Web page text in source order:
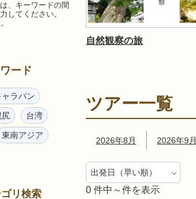
、キーワードの間
してください。
ード
ャラバン
尻 台湾
東南アジア
リ検索
自然観察の旅
ツアー一覧
2026年8月 2026年9月
0 件中～件を表示